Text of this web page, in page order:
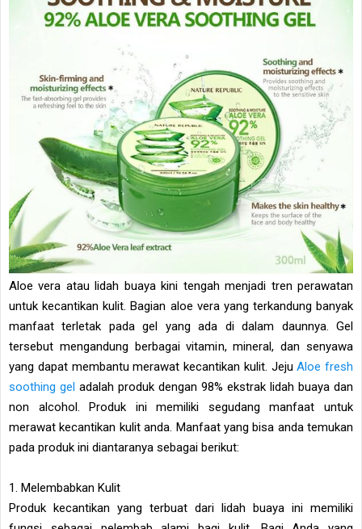
Aloe vera atau lidah buaya kini tengah menjadi tren perawatan
untuk kecantikan kulit. Bagian aloe vera yang terkandung banyak
manfaat terletak pada gel yang ada di dalam daunnya. Gel
tersebut mengandung berbagai vitamin, mineral, dan senyawa
yang dapat membantu merawat kecantikan kulit. JejuAloe fresh
soothing gel adalah produk dengan 98% ekstrak lidah buaya dan
non alcohol. Produk ini memiliki segudang manfaat untuk
merawat kecantikan kulit anda. Manfaat yang bisa anda temukan
pada produk ini diantaranya sebagai berikut:
1. Melembabkan Kulit
Produk kecantikan yang terbuat dari lidah buaya ini memiliki